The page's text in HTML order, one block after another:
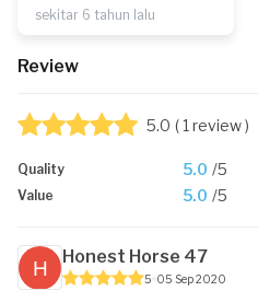
sekitar 6 tahun lalu
Review
5.0 ( 1 review )
Quality 5.0 /5
Value 5.0 /5
Honest Horse 47
5 05 Sep 2020